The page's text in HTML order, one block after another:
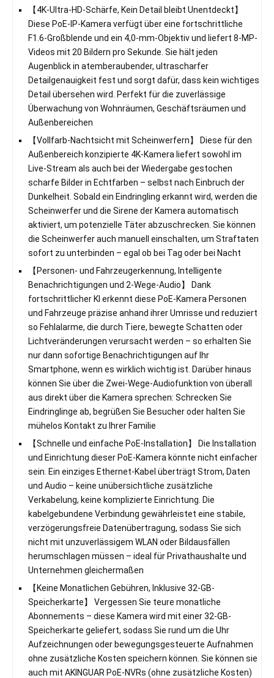
【4K-Ultra-HD-Schärfe, Kein Detail bleibt Unentdeckt】
Diese PoE-IP-Kamera verfügt über eine fortschrittliche
F1.6-Großblende und ein 4,0-mm-Objektiv und liefert 8-MP-
Videos mit 20 Bildern pro Sekunde. Sie hält jeden
Augenblick in atemberaubender, ultrascharfer
Detailgenauigkeit fest und sorgt dafür, dass kein wichtiges
Detail übersehen wird. Perfekt für die zuverlässige
Überwachung von Wohnräumen, Geschäftsräumen und
Außenbereichen
【Vollfarb-Nachtsicht mit Scheinwerfern】 Diese für den
Außenbereich konzipierte 4K-Kamera liefert sowohl im
Live-Stream als auch bei der Wiedergabe gestochen
scharfe Bilder in Echtfarben – selbst nach Einbruch der
Dunkelheit. Sobald ein Eindringling erkannt wird, werden die
Scheinwerfer und die Sirene der Kamera automatisch
aktiviert, um potenzielle Täter abzuschrecken. Sie können
die Scheinwerfer auch manuell einschalten, um Straftaten
sofort zu unterbinden – egal ob bei Tag oder bei Nacht
【Personen- und Fahrzeugerkennung, Intelligente
Benachrichtigungen und 2-Wege-Audio】 Dank
fortschrittlicher KI erkennt diese PoE-Kamera Personen
und Fahrzeuge präzise anhand ihrer Umrisse und reduziert
so Fehlalarme, die durch Tiere, bewegte Schatten oder
Lichtveränderungen verursacht werden – so erhalten Sie
nur dann sofortige Benachrichtigungen auf Ihr
Smartphone, wenn es wirklich wichtig ist. Darüber hinaus
können Sie über die Zwei-Wege-Audiofunktion von überall
aus direkt über die Kamera sprechen: Schrecken Sie
Eindringlinge ab, begrüßen Sie Besucher oder halten Sie
mühelos Kontakt zu Ihrer Familie
【Schnelle und einfache PoE-Installation】 Die Installation
und Einrichtung dieser PoE-Kamera könnte nicht einfacher
sein. Ein einziges Ethernet-Kabel überträgt Strom, Daten
und Audio – keine unübersichtliche zusätzliche
Verkabelung, keine komplizierte Einrichtung. Die
kabelgebundene Verbindung gewährleistet eine stabile,
verzögerungsfreie Datenübertragung, sodass Sie sich
nicht mit unzuverlässigem WLAN oder Bildausfällen
herumschlagen müssen – ideal für Privathaushalte und
Unternehmen gleichermaßen
【Keine Monatlichen Gebühren, Inklusive 32-GB-
Speicherkarte】 Vergessen Sie teure monatliche
Abonnements – diese Kamera wird mit einer 32-GB-
Speicherkarte geliefert, sodass Sie rund um die Uhr
Aufzeichnungen oder bewegungsgesteuerte Aufnahmen
ohne zusätzliche Kosten speichern können. Sie können sie
auch mit AKINGUAR PoE-NVRs (ohne zusätzliche Kosten)